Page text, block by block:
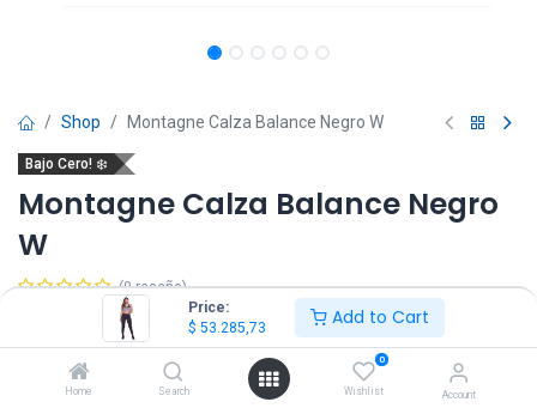
Price:
$ 53.285,73 Add to Cart
Home Search
0
Wishlist Account
Shop Montagne Calza Balance Negro W
Bajo Cero! ❄️
Montagne Calza Balance Negro
W
(0 reseña)
Este producto ya no está disponible.